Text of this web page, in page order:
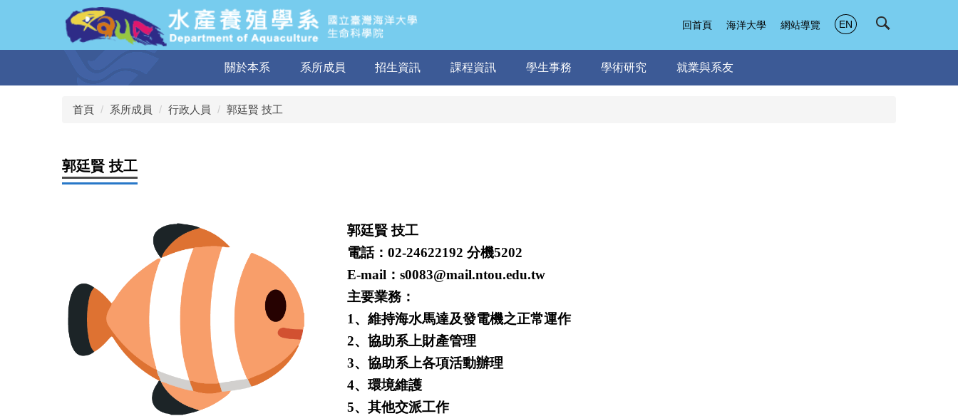
容
關於本系 系所成員 招生資訊 課程資訊 學生事務 學術研究 就業與系友
回首頁 海洋大學 網站導覽 EN
首頁 系所成員 行政人員 郭廷賢 技工
郭廷賢 技工
郭廷賢 技工
電話：02-24622192 分機5202
E-mail： s0083@mail.ntou.edu.tw
主要業務：
1、維持海水馬達及發電機之正常運作
2、協助系上財產管理
3、協助系上各項活動辦理
4、環境維護
5、其他交派工作